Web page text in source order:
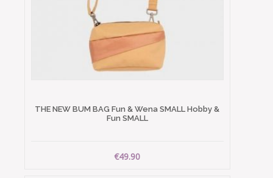
THE NEW BUM BAG Fun & Wena SMALL Hobby &
Fun SMALL
€49.90